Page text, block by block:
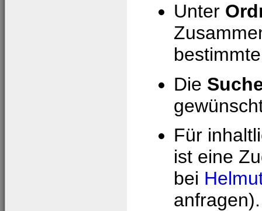
Unter
Die
Für
ist eine
bei
anfragen).